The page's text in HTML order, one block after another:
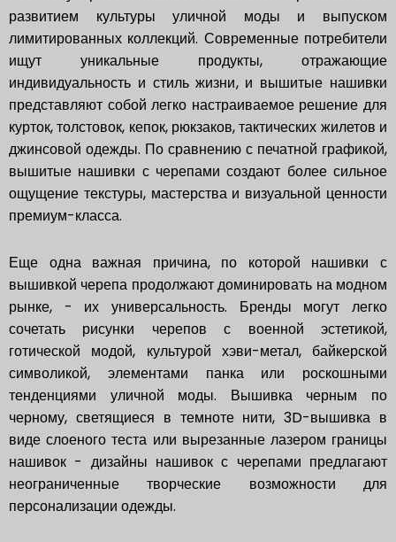
развитием культуры уличной моды и выпуском
лимитированных коллекций. Современные потребители
ищут уникальные продукты, отражающие
индивидуальность и стиль жизни, и вышитые нашивки
представляют собой легко настраиваемое решение для
курток, толстовок, кепок, рюкзаков, тактических жилетов и
джинсовой одежды. По сравнению с печатной графикой,
вышитые нашивки с черепами создают более сильное
ощущение текстуры, мастерства и визуальной ценности
премиум-класса.
Еще одна важная причина, по которой нашивки с
вышивкой черепа продолжают доминировать на модном
рынке, - их универсальность. Бренды могут легко
сочетать рисунки черепов с военной эстетикой,
готической модой, культурой хэви-метал, байкерской
символикой, элементами панка или роскошными
тенденциями уличной моды. Вышивка черным по
черному, светящиеся в темноте нити, 3D-вышивка в
виде слоеного теста или вырезанные лазером границы
нашивок - дизайны нашивок с черепами предлагают
неограниченные творческие возможности для
персонализации одежды.